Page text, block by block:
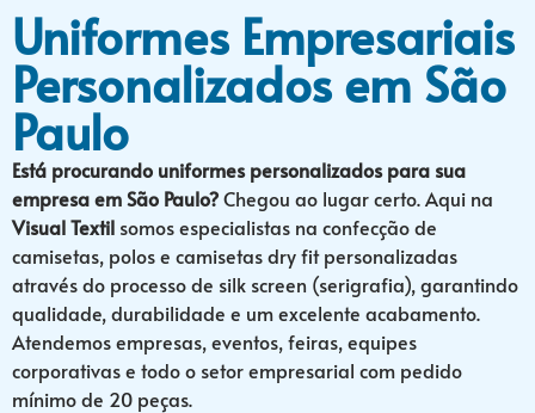
Uniformes Empresariais
Personalizados em São
Paulo
Está procurando uniformes personalizados para sua
empresa em São Paulo?Chegou ao lugar certo. Aqui na
Visual Textil somos especialistas na confecção de
camisetas, polos e camisetas dry fit personalizadas
através do processo de silk screen (serigrafia), garantindo
qualidade, durabilidade e um excelente acabamento.
Atendemos empresas, eventos, feiras, equipes
corporativas e todo o setor empresarial com pedido
mínimo de 20 peças.